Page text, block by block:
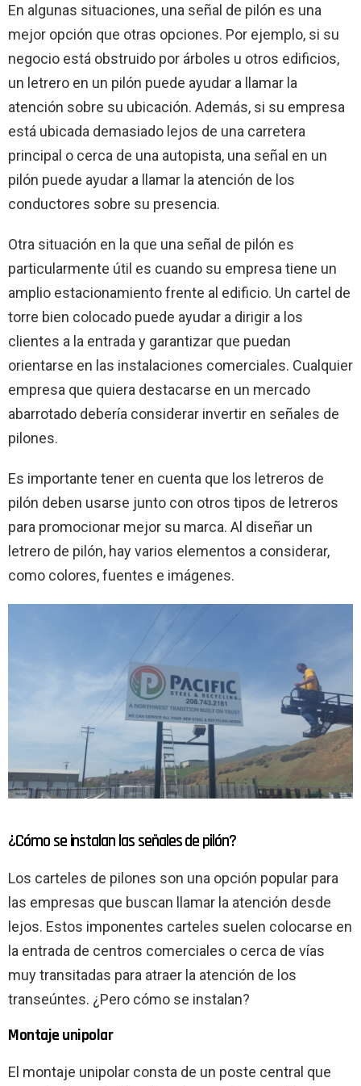
En algunas situaciones, una señal de pilón es una
mejor opción que otras opciones. Por ejemplo, si su
negocio está obstruido por árboles u otros edificios,
un letrero en un pilón puede ayudar a llamar la
atención sobre su ubicación. Además, si su empresa
está ubicada demasiado lejos de una carretera
principal o cerca de una autopista, una señal en un
pilón puede ayudar a llamar la atención de los
conductores sobre su presencia.
Otra situación en la que una señal de pilón es
particularmente útil es cuando su empresa tiene un
amplio estacionamiento frente al edificio. Un cartel de
torre bien colocado puede ayudar a dirigir a los
clientes a la entrada y garantizar que puedan
orientarse en las instalaciones comerciales. Cualquier
empresa que quiera destacarse en un mercado
abarrotado debería considerar invertir en señales de
pilones.
Es importante tener en cuenta que los letreros de
pilón deben usarse junto con otros tipos de letreros
para promocionar mejor su marca. Al diseñar un
letrero de pilón, hay varios elementos a considerar,
como colores, fuentes e imágenes.
¿Cómo se instalan las señales de pilón?
Los carteles de pilones son una opción popular para
las empresas que buscan llamar la atención desde
lejos. Estos imponentes carteles suelen colocarse en
la entrada de centros comerciales o cerca de vías
muy transitadas para atraer la atención de los
transeúntes. ¿Pero cómo se instalan?
Montaje unipolar
El montaje unipolar consta de un poste central que